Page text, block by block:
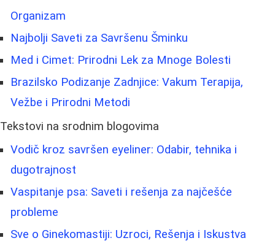
Organizam
Najbolji Saveti za Savršenu Šminku
Med i Cimet: Prirodni Lek za Mnoge Bolesti
Brazilsko Podizanje Zadnjice: Vakum Terapija,
Vežbe i Prirodni Metodi
Tekstovi na srodnim blogovima
Vodič kroz savršen eyeliner: Odabir, tehnika i
dugotrajnost
Vaspitanje psa: Saveti i rešenja za najčešće
probleme
Sve o Ginekomastiji: Uzroci, Rešenja i Iskustva